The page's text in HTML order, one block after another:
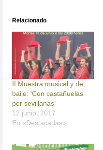
Relacionado
II Muestra musical y de
baile: ‘Con castañuelas
por sevillanas’
12 junio, 2017
En «Destacadas»